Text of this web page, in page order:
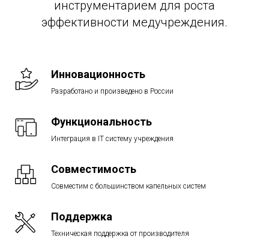
инструментарием для роста
эффективности медучреждения.
Инновационность
Разработано и произведено в России
Функциональность
Интеграция в IT систему учреждения
Совместимость
Совместим с большинством капельных систем
Поддержка
Техническая поддержка от производителя